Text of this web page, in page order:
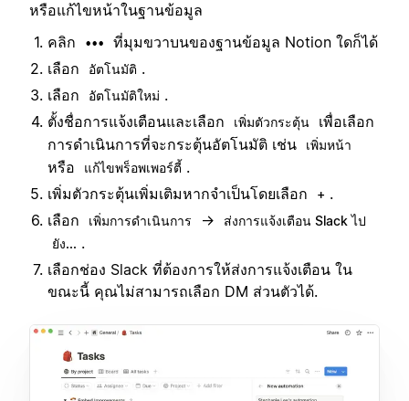
หรือแก้ไขหน้าในฐานข้อมูล
คลิก
•••
ที่มุมขวาบนของฐานข้อมูล Notion ใดก็ได้
เลือก
อัตโนมัติ .
เลือก
อัตโนมัติใหม่ .
ตั้งชื่อการแจ้งเตือนและเลือก
เพิ่มตัวกระตุ้น
เพื่อเลือก
การดำเนินการที่จะกระตุ้นอัตโนมัติ เช่น
เพิ่มหน้า
หรือ แก้ไขพร็อพเพอร์ตี้ .
เพิ่มตัวกระตุ้นเพิ่มเติมหากจำเป็นโดยเลือก
+ .
เลือก
เพิ่มการดำเนินการ →
ส่งการแจ้งเตือน Slack ไป
ยัง... .
เลือกช่อง Slack ที่ต้องการให้ส่งการแจ้งเตือน ใน
ขณะนี้ คุณไม่สามารถเลือก DM ส่วนตัวได้.